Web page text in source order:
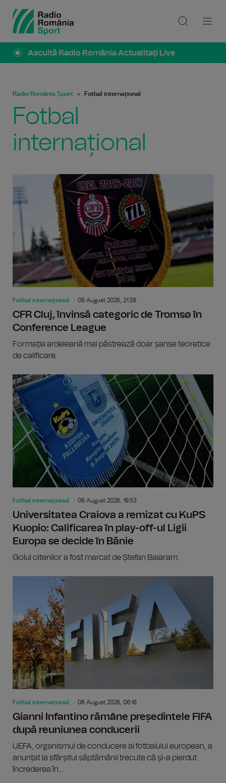
Ascultă Radio România Actualitaţi Live
Radio România Sport Fotbal internațional
Fotbal
internațional
Fotbal internațional 06 August 2026, 21:38
CFR Cluj, învinsă categoric de Tromsø în
Conference League
Formația ardeleană mai păstrează doar șanse teoretice
de calificare.
Fotbal internațional 06 August 2026, 19:53
Universitatea Craiova a remizat cu KuPS
Kuopio: Calificarea în play-off-ul Ligii
Europa se decide în Bănie
Golul oltenilor a fost marcat de Ștefan Baiaram.
Fotbal internațional 06 August 2026, 06:18
Gianni Infantino rămâne președintele FIFA
după reuniunea conducerii
UEFA, organismul de conducere al fotbalului european, a
anunțat la sfârșitul săptămânii trecute că și-a pierdut
încrederea în...